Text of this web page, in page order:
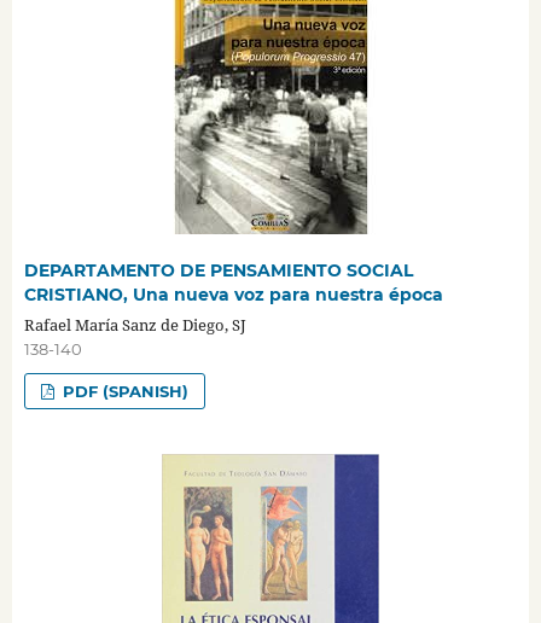
DEPARTAMENTO DE PENSAMIENTO SOCIAL
CRISTIANO, Una nueva voz para nuestra época
Rafael María Sanz de Diego, SJ
138-140
PDF (SPANISH)